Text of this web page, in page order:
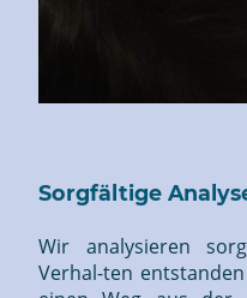
Sorgfältige
Wir analysieren
Verhal-ten